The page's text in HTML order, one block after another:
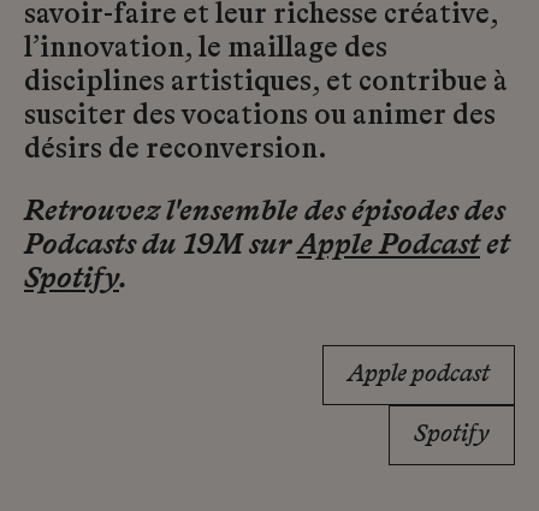
savoir-faire et leur richesse créative,
l’innovation, le maillage des
disciplines artistiques, et contribue à
susciter des vocations ou animer des
désirs de reconversion.
Retrouvez l'ensemble des épisodes des
Podcasts du 19M surApple Podcastet
Spotify.
Apple podcast
Spotify